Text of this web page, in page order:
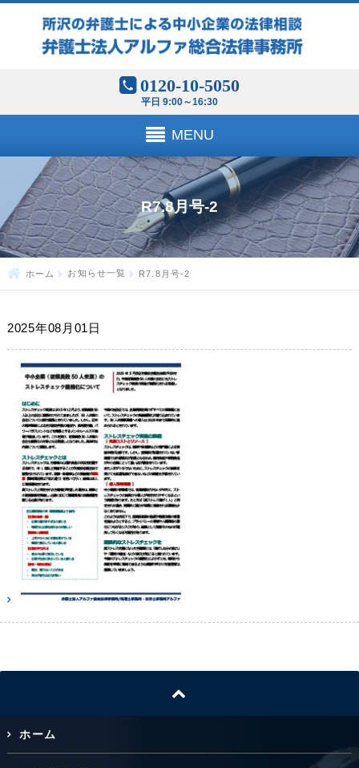
0120-10-5050
平日 9:00～16:30
MENU
R7.8月号-2
ホーム お知らせ一覧 R7.8月号-2
2025年08月01日
ホーム